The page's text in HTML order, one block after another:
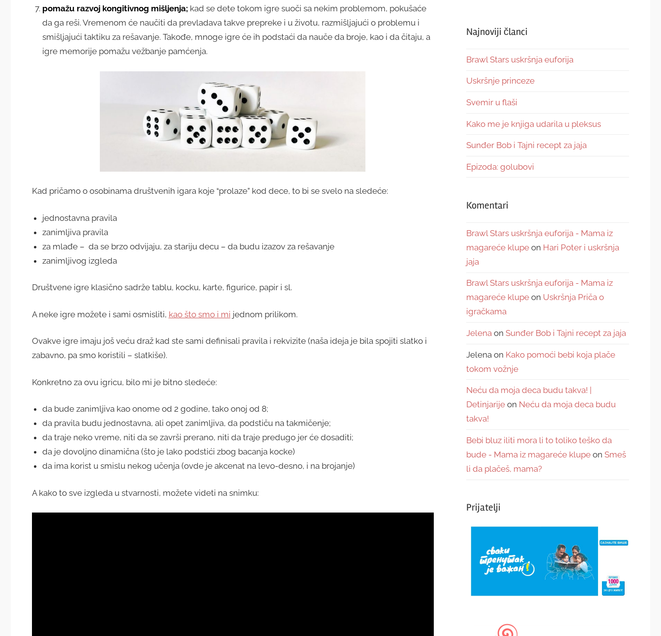
pomažu razvoj kongitivnog mišljenja;kad se dete tokom igre suoči sa nekim problemom, pokušaće
da ga reši. Vremenom će naučiti da prevladava takve prepreke i u životu, razmišljajući o problemu i
smišljajući taktiku za rešavanje. Takođe, mnoge igre će ih podstaći da nauče da broje, kao i da čitaju, a
igre memorije pomažu vežbanje pamćenja.
Kad pričamo o osobinama društvenih igara koje “prolaze” kod dece, to bi se svelo na sledeće:
jednostavna pravila
zanimljiva pravila
za mlađe – da se brzo odvijaju, za stariju decu – da budu izazov za rešavanje
zanimljivog izgleda
Društvene igre klasično sadrže tablu, kocku, karte, figurice, papir i sl.
A neke igre možete i sami osmisliti, kao što smo i mi jednom prilikom.
Ovakve igre imaju još veću draž kad ste sami definisali pravila i rekvizite (naša ideja je bila spojiti slatko i
zabavno, pa smo koristili – slatkiše).
Konkretno za ovu igricu, bilo mi je bitno sledeće:
da bude zanimljiva kao onome od 2 godine, tako onoj od 8;
da pravila budu jednostavna, ali opet zanimljiva, da podstiču na takmičenje;
da traje neko vreme, niti da se završi prerano, niti da traje predugo jer će dosaditi;
da je dovoljno dinamična (što je lako podstići zbog bacanja kocke)
da ima korist u smislu nekog učenja (ovde je akcenat na levo-desno, i na brojanje)
A kako to sve izgleda u stvarnosti, možete videti na snimku:
Najnoviji članci
Brawl Stars uskršnja euforija
Uskršnje princeze
Svemir u flaši
Kako me je knjiga udarila u pleksus
Sunđer Bob i Tajni recept za jaja
Epizoda: golubovi
Komentari
Brawl Stars uskršnja euforija - Mama iz
magareće klupe on Hari Poter i uskršnja
jaja
Brawl Stars uskršnja euforija - Mama iz
magareće klupe on Uskršnja Priča o
igračkama
Jelena on Sunđer Bob i Tajni recept za jaja
Jelena on Kako pomoći bebi koja plače
tokom vožnje
Neću da moja deca budu takva! |
Detinjarije on Neću da moja deca budu
takva!
Bebi bluz iliti mora li to toliko teško da
bude - Mama iz magareće klupe on Smeš
li da plačeš, mama?
Prijatelji